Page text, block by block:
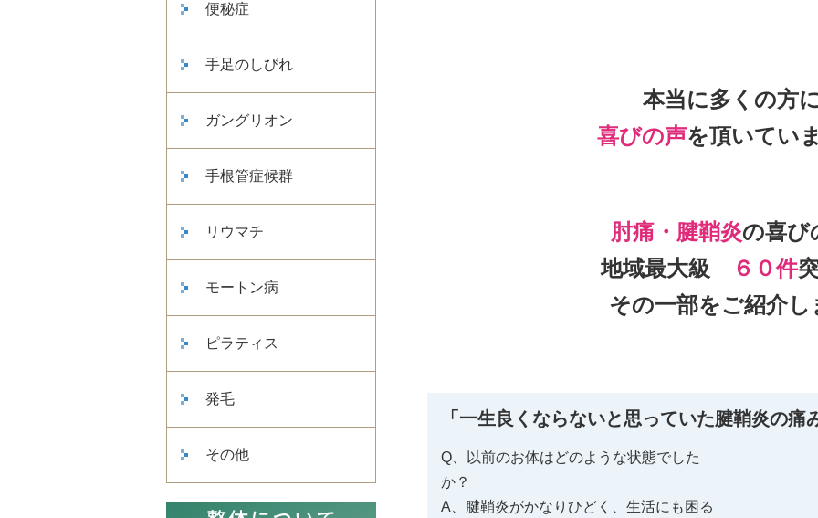
便秘症
手足のしびれ
ガングリオン
手根管症候群
リウマチ
モートン病
ピラティス
発毛
その他
本当に多くの方
喜びの声を頂いてい
肘痛・腱鞘炎の喜び
地域最大級
６０件
その一部をご紹介し
「一生良くならないと思っていた腱鞘炎の痛
Q、以前のお体はどのような状態でした
か？
A、腱鞘炎がかなりひどく、生活にも困る